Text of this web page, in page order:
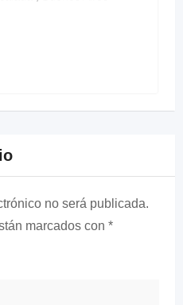
no será publicada.
marcados con *